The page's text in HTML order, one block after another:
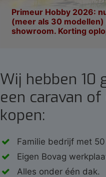
Primeur Hobby 2026:
(meer als 30 modellen)
showroom. Korting
Wij hebben 10
een caravan
kopen:
Familie bedrijf met
Eigen Bovag
Alles onder één dak.